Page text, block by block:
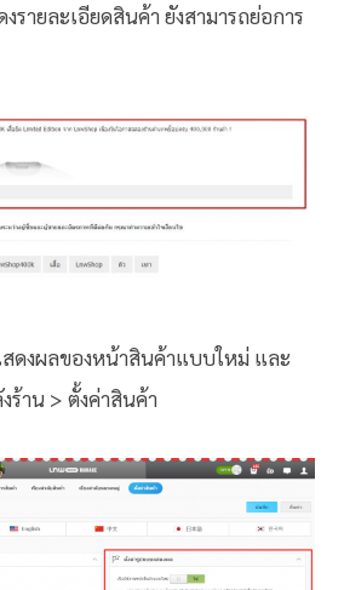
ายละเอียดสินค้า ยังสามารถย่อการ
ดงผลของหน้าสินค้าแบบใหม่ และ
ร้าน > ตั้งค่าสินค้า